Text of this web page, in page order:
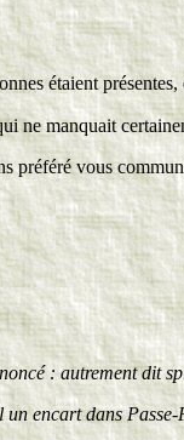
étaient
ne manquait
préféré vous
: autrement dit
encart dans Passe-